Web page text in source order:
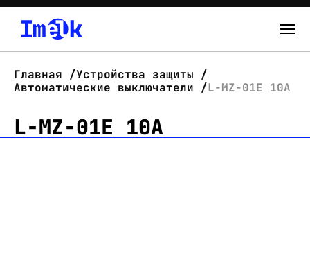
О нас
Новости
Главная
Устройства защиты
Автоматические выключатели
L-MZ-01E 10A
L-MZ-01E 10A